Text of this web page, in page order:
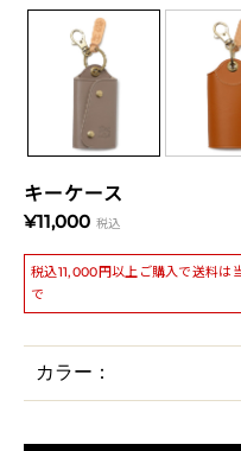
キーケース
¥11,000 税込
税込11,000円以上ご購入で送料は
で
カラー：